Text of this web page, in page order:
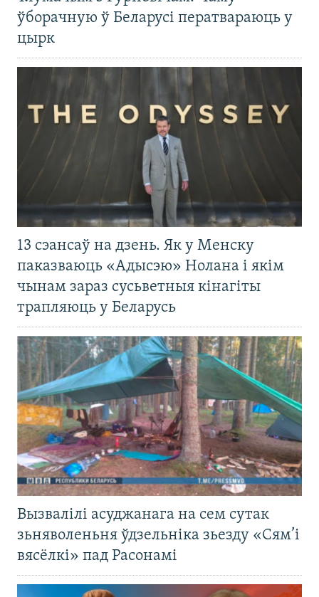
ўборачную ў Беларусі ператвараюць у
цырк
13 сэансаў на дзень. Як у Менску
паказваюць «Адысэю» Нолана і якім
чынам зараз сусьветныя кінагіты
трапляюць у Беларусь
Вызвалілі асуджанага на сем сутак
зьняволеньня ўдзельніка зьезду «Сям’і
вясёлкі» пад Расонамі